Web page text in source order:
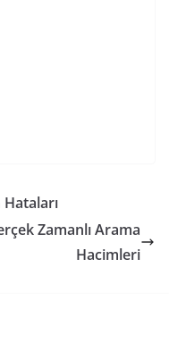
Hataları
Zamanlı Arama
Hacimleri